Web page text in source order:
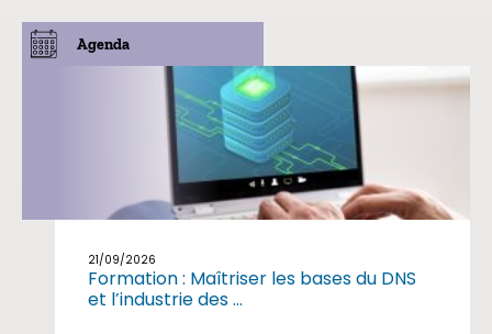
Agenda
21/09/2026
Formation : Maîtriser les bases du DNS
et l’industrie des ...